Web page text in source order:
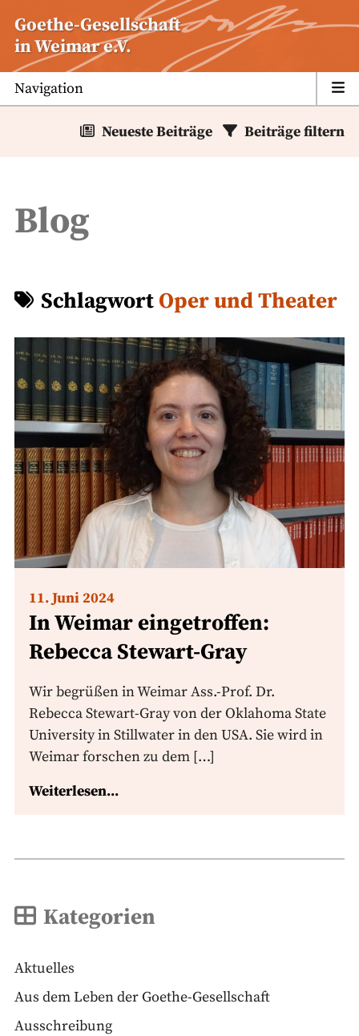
Inhalt
springen
Goethe-Gesellschaft
in Weimar e.V.
Navigation
Neueste Beiträge Beiträge filtern
Blog
Schlagwort Oper und Theater
11. Juni 2024
In Weimar eingetroffen:
Rebecca Stewart-Gray
Wir begrüßen in Weimar Ass.-Prof. Dr.
Rebecca Stewart-Gray von der Oklahoma State
University in Stillwater in den USA. Sie wird in
Weimar forschen zu dem […]
Weiterlesen...
Kategorien
Aktuelles
Aus dem Leben der Goethe-Gesellschaft
Ausschreibung